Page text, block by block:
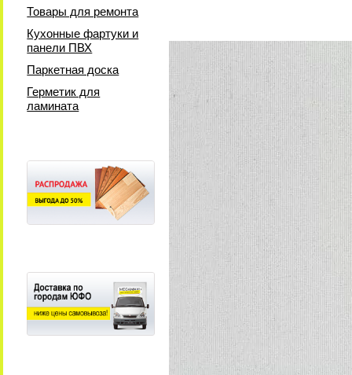
Товары для ремонта
Кухонные фартуки и
панели ПВХ
Паркетная доска
Герметик для
ламината